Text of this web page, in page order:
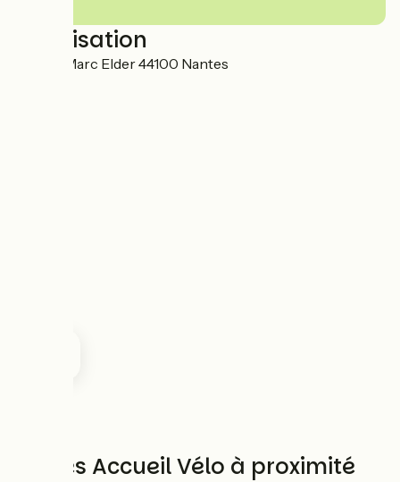
Localisation
4 Place Marc Elder 44100 Nantes
Autres Accueil Vélo à proximité